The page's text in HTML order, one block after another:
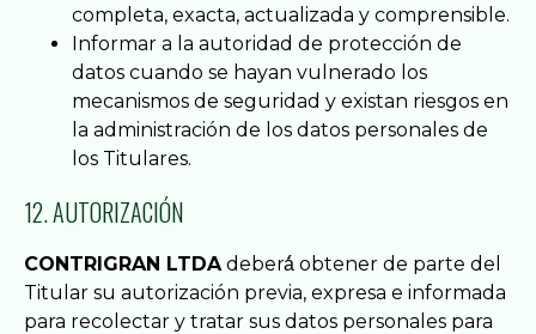
completa, exacta, actualizada y comprensible.
Informar a la autoridad de protección de
datos cuando se hayan vulnerado los
mecanismos de seguridad y existan riesgos en
la administración de los datos personales de
los Titulares.
12. AUTORIZACIÓN
CONTRIGRAN LTDA deberá́ obtener de parte del
Titular su autorización previa, expresa e informada
para recolectar y tratar sus datos personales para